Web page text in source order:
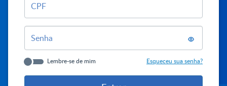
CPF
Senha
Lembre-se de mim Esqueceu sua senha?